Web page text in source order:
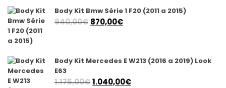
990,00€.770,00€.
Body Kit Bmw Série 1 F20 (2011 a 2015)
940,00€ O
era:
870,00€O
é:
Body Kit Mercedes E W213 (2016 a 2019) Look
E63
1.175,00€O
1.040,00€O